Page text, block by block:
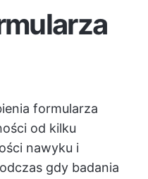
formularza
od kilku
nawyku i
gdy badania